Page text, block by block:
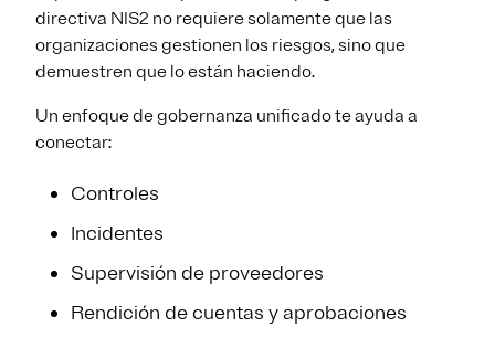
directiva NIS2 no requiere solamente que las
organizaciones gestionen los riesgos, sino que
demuestren que lo están haciendo.
Un enfoque de gobernanza unificado te ayuda a
conectar:
Controles
Incidentes
Supervisión de proveedores
Rendición de cuentas y aprobaciones